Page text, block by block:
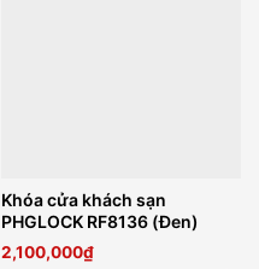
Khóa cửa khách sạn
PHGLOCK RF8136 (Đen)
2,100,000₫